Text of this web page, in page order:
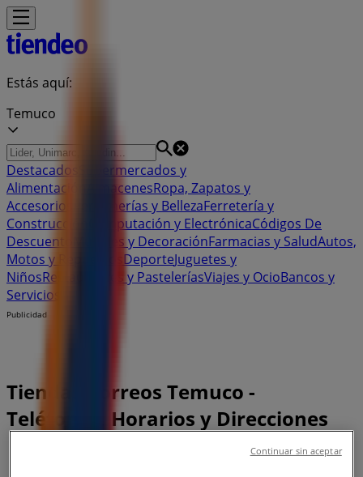
Estás aquí:
Temuco
Destacados
Supermercados y
Alimentación
AlmacenesRopa, Zapatos y
Accesorios
Perfumerías y BellezaFerretería y
Construcción
Computación y ElectrónicaCódigos De
Descuento
Muebles y DecoraciónFarmacias y SaludAutos,
Motos y Repuestos DeporteJuguetes y
NiñosRestaurantes y PasteleríasViajes y OcioBancos y
Servicios
Publicidad
Tiendas Correos Temuco -
Teléfonos, Horarios y Direcciones
Continuar sin aceptar